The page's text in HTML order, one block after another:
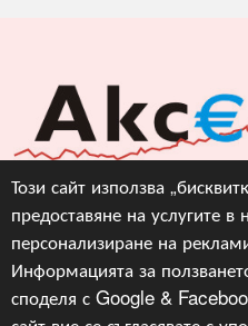
Този сайт използва
предоставяне на услугите в
персонализиране на
Информацията за
споделя с Google &
Акцент БГ ЕООД
info@akcent.bg
Facebook
Copyright © 2010, 2016,